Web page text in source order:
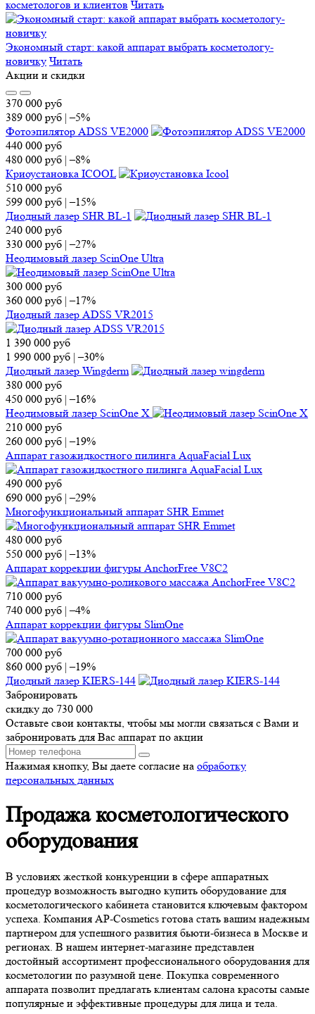
косметологов и клиентов Читать
Экономный старт: какой аппарат выбрать косметологу-
новичку Читать
Акции и скидки
370 000 руб
389 000 руб |–5%
Фотоэпилятор ADSS VE2000
440 000 руб
480 000 руб |–8%
Криоустановка ICOOL
510 000 руб
599 000 руб |–15%
Диодный лазер SHR BL-1
240 000 руб
330 000 руб |–27%
Неодимовый лазер ScinOne Ultra
300 000 руб
360 000 руб |–17%
Диодный лазер ADSS VR2015
1 390 000 руб
1 990 000 руб |–30%
Диодный лазер Wingderm
380 000 руб
450 000 руб |–16%
Неодимовый лазер ScinOne X
210 000 руб
260 000 руб |–19%
Аппарат газожидкостного пилинга AquaFacial Lux
490 000 руб
690 000 руб |–29%
Многофункциональный аппарат SHR Emmet
480 000 руб
550 000 руб |–13%
Аппарат коррекции фигуры AnchorFree V8C2
710 000 руб
740 000 руб |–4%
Аппарат коррекции фигуры SlimOne
700 000 руб
860 000 руб |–19%
Диодный лазер KIERS-144
Забронировать
скидку до 730 000
Оставьте свои контакты, чтобы мы могли связаться с Вами и
забронировать для Вас аппарат по акции
Нажимая кнопку, Вы даете согласие на обработку
персональных данных
Продажа косметологического
оборудования
В условиях жесткой конкуренции в сфере аппаратных
процедур возможность выгодно купить оборудование для
косметологического кабинета становится ключевым фактором
успеха. Компания AP-Cosmetics готова стать вашим надежным
партнером для успешного развития бьюти-бизнеса в Москве и
регионах. В нашем интернет-магазине представлен
достойный ассортимент профессионального оборудования для
косметологии по разумной цене. Покупка современного
аппарата позволит предлагать клиентам салона красоты самые
популярные и эффективные процедуры для лица и тела.